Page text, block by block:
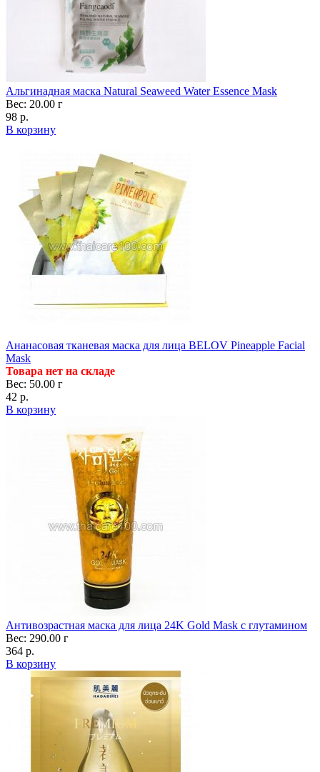
Альгинадная маска Natural Seaweed Water Essence Mask
Вес: 20.00 г
98 р.
В корзину
Ананасовая тканевая маска для лица BELOV Pineapple Facial
Mask
Товара нет на складе
Вес: 50.00 г
42 р.
В корзину
Антивозрастная маска для лица 24K Gold Mask с глутамином
Вес: 290.00 г
364 р.
В корзину